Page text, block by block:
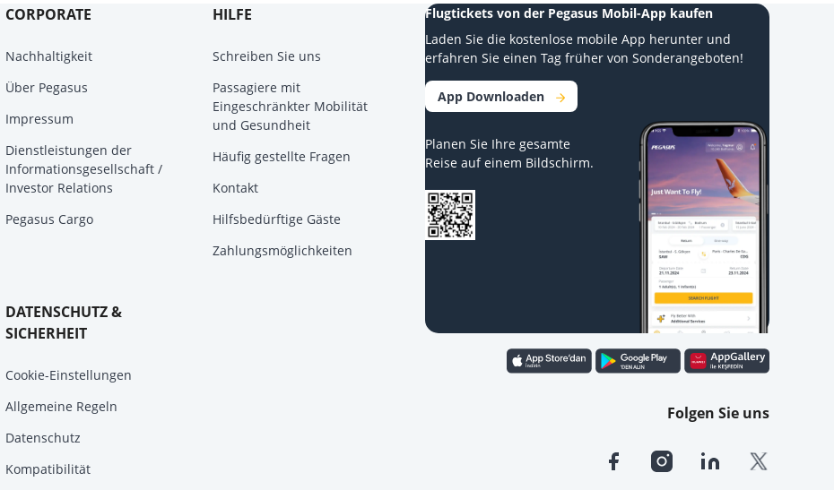
CORPORATE
Nachhaltigkeit
Über Pegasus
Impressum
Dienstleistungen der
Informationsgesellschaft /
Investor Relations
Pegasus Cargo
HILFE
Schreiben Sie uns
Passagiere mit
Eingeschränkter Mobilität
und Gesundheit
Häufig gestellte Fragen
Kontakt
Hilfsbedürftige Gäste
Zahlungsmöglichkeiten
DATENSCHUTZ &
SICHERHEIT
Cookie-Einstellungen
Allgemeine Regeln
Datenschutz
Kompatibilität
Flugtickets von der Pegasus Mobil-App kaufen
Laden Sie die kostenlose mobile App herunter und
erfahren Sie einen Tag früher von Sonderangeboten!
App Downloaden
Planen Sie Ihre gesamte
Reise auf einem Bildschirm.
Folgen Sie uns